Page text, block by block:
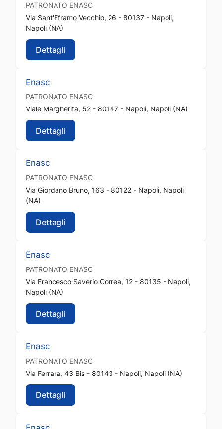
PATRONATO ENASC
Via Sant'Eframo Vecchio, 26 - 80137 - Napoli,
Napoli (NA)
Dettagli
Enasc
PATRONATO ENASC
Viale Margherita, 52 - 80147 - Napoli, Napoli (NA)
Dettagli
Enasc
PATRONATO ENASC
Via Giordano Bruno, 163 - 80122 - Napoli, Napoli
(NA)
Dettagli
Enasc
PATRONATO ENASC
Via Francesco Saverio Correa, 12 - 80135 - Napoli,
Napoli (NA)
Dettagli
Enasc
PATRONATO ENASC
Via Ferrara, 43 Bis - 80143 - Napoli, Napoli (NA)
Dettagli